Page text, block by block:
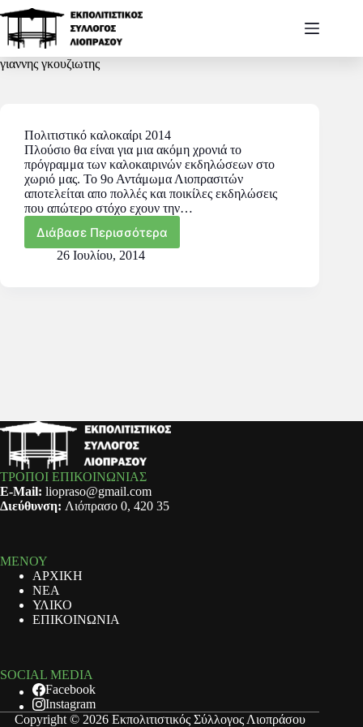
γιαννης γκουζιωτης
Πολιτιστικό καλοκαίρι 2014
Πλούσιο θα είναι για μια ακόμη χρονιά το
πρόγραμμα των καλοκαιρινών εκδηλώσεων στο
χωριό μας. Το 9ο Αντάμωμα Λιοπρασιτών
αποτελείται απο πολλές και ποικίλες εκδηλώσεις
που απώτερο στόχο εχουν την…
Διάβασε Περισσότερα
26 Ιουλίου, 2014
ΤΡΟΠΟΙ ΕΠΙΚΟΙΝΩΝΙΑΣ
E-Mail: liopraso@gmail.com
Διεύθυνση: Λιόπρασο 0, 420 35
ΜΕΝΟΥ
ΑΡΧΙΚΗ
ΝΕΑ
ΥΛΙΚΟ
ΕΠΙΚΟΙΝΩΝΙΑ
SOCIAL MEDIA
Facebook
Instagram
Copyright © 2026 Εκπολιτιστικός Σύλλογος Λιοπράσου